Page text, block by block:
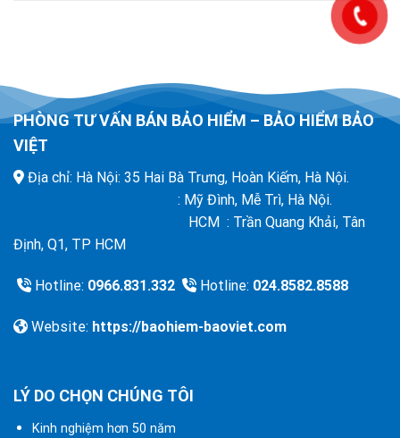
PHÒNG TƯ VẤN BÁN BẢO HIỂM – BẢO HIỂM BẢO
VIỆT
Địa chỉ: Hà Nội: 35 Hai Bà Trưng, Hoàn Kiếm, Hà Nội.
: Mỹ Đình, Mễ Trì, Hà Nội.
HCM : Trần Quang Khải, Tân
Định, Q1, TP HCM
Hotline: 0966.831.332 Hotline: 024.8582.8588
Website: https://baohiem-baoviet.com
LÝ DO CHỌN CHÚNG TÔI
Kinh nghiệm hơn 50 năm